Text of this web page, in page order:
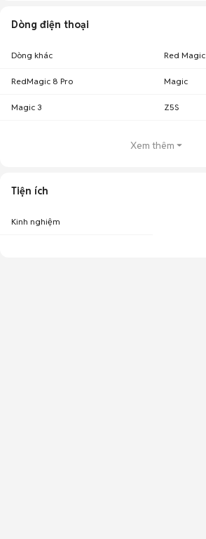
Dòng điện thoại
Dòng khác Red Magic
RedMagic 8 Pro Magic
Magic 3 Z5S
Xem thêm
Tiện ích
Kinh nghiệm